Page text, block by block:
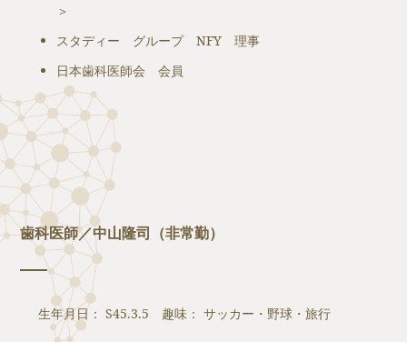
＞
スタディー グループ NFY 理事
日本歯科医師会 会員
歯科医師／中山隆司（非常勤）
生年月日： S45.3.5 趣味： サッカー・野球・旅行